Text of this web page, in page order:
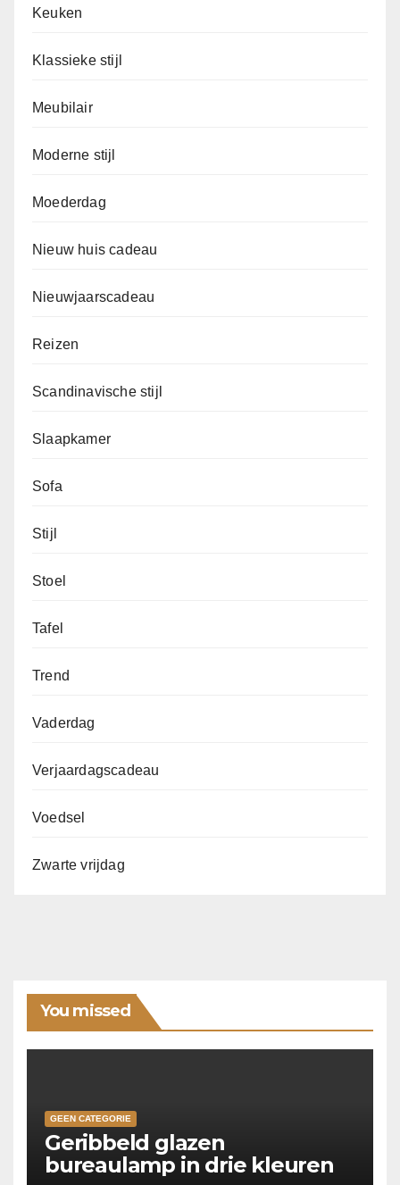
Keuken
Klassieke stijl
Meubilair
Moderne stijl
Moederdag
Nieuw huis cadeau
Nieuwjaarscadeau
Reizen
Scandinavische stijl
Slaapkamer
Sofa
Stijl
Stoel
Tafel
Trend
Vaderdag
Verjaardagscadeau
Voedsel
Zwarte vrijdag
You missed
GEEN CATEGORIE
Geribbeld glazen
bureaulamp in drie kleuren